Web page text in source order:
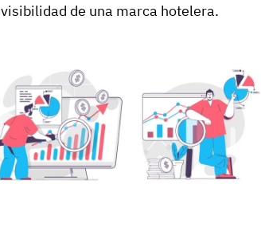
visibilidad de una marca hotelera.